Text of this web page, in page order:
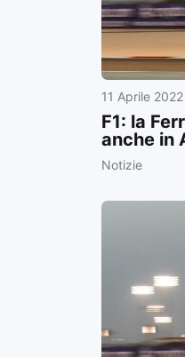
11 Aprile 2022
F1: la
anche in
Notizie